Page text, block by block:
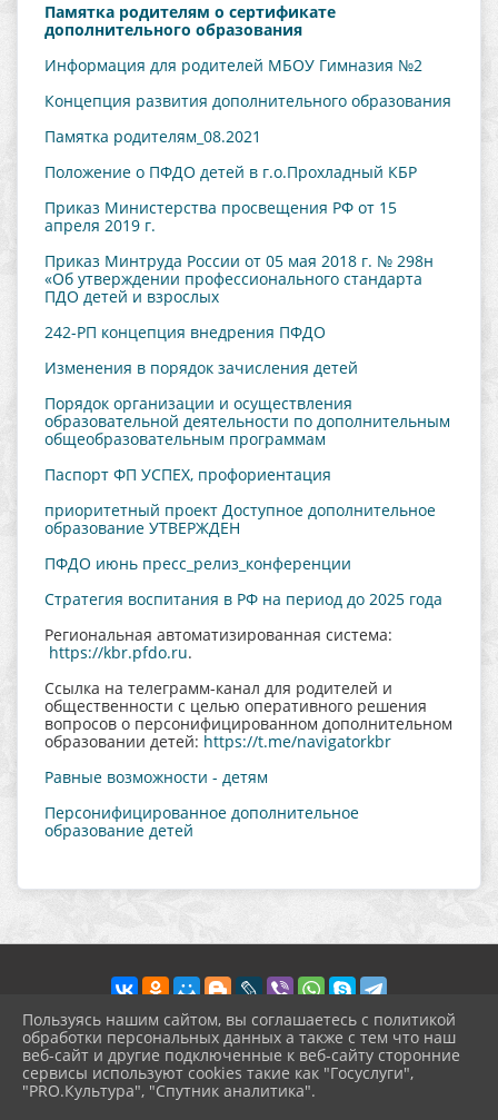
Памятка родителям о сертификате
дополнительного образования
Информация для родителей МБОУ Гимназия №2
Концепция развития дополнительного образования
Памятка родителям_08.2021
Положение о ПФДО детей в г.о.Прохладный КБР
Приказ Министерства просвещения РФ от 15
апреля 2019 г.
Приказ Минтруда России от 05 мая 2018 г. № 298н
«Об утверждении профессионального стандарта
ПДО детей и взрослых
242-РП концепция внедрения ПФДО
Изменения в порядок зачисления детей
Порядок организации и осуществления
образовательной деятельности по дополнительным
общеобразовательным программам
Паспорт ФП УСПЕХ, профориентация
приоритетный проект Доступное дополнительное
образование УТВЕРЖДЕН
ПФДО июнь пресс_релиз_конференции
Стратегия воспитания в РФ на период до 2025 года
Региональная автоматизированная система:
https://kbr.pfdo.ru.
Ccылка на телеграмм-канал для родителей и
общественности с целью оперативного решения
вопросов о персонифицированном дополнительном
образовании детей: https://t.me/navigatorkbr
Равные возможности - детям
Персонифицированное дополнительное
образование детей
2026 г. prohgimnaziya-2.ru
Вход
Карта сайта
Пользуясь нашим сайтом, вы соглашаетесь с политикой
обработки персональных данных а также с тем что наш
веб-сайт и другие подключенные к веб-сайту сторонние
сервисы используют cookies такие как "Госуслуги",
"PRO.Культура", "Спутник аналитика".